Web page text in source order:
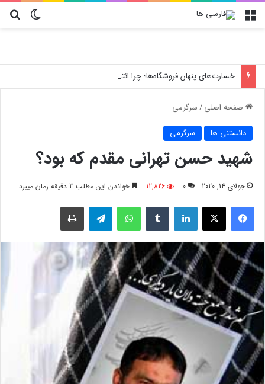
تغییر منو
خسارت‌های پنهان فروشگاه‌ها؛ چرا انتخاب کارتن پستی حیاتی است؟
صفحه اصلی/سرگرمی
دانستنی ها سرگرمی
شهید حسن تهرانی مقدم که بود؟
جولای 14, 2020 0
12,826 خواندن این مطلب 3 دقیقه زمان میبرد
فیسبوک لینکدین واتس آپ